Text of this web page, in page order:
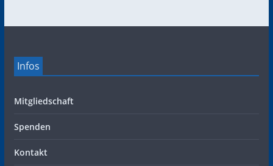
Infos
Mitgliedschaft
Spenden
Kontakt